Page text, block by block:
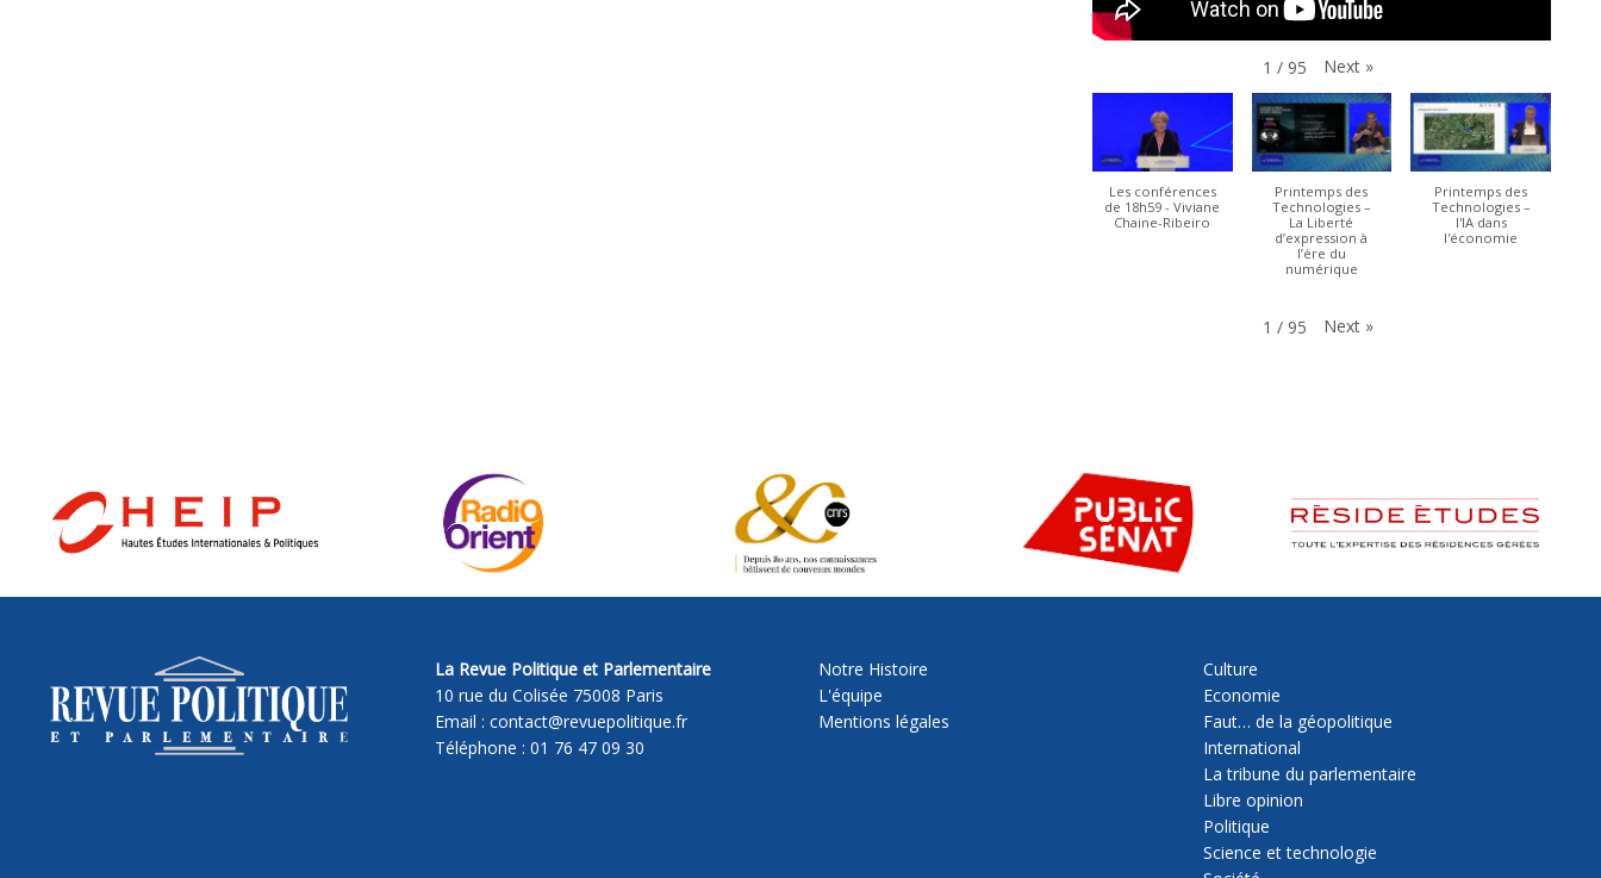
1 / 95 Next »
Les conférences
de 18h59 - Viviane
Chaine-Ribeiro
Printemps des
Technologies –
La Liberté
d’expression à
l’ère du
numérique
Printemps des
Technologies –
l'IA dans
l'économie
1 / 95 Next »
La Revue Politique et Parlementaire
10 rue du Colisée 75008 Paris
Email : contact@revuepolitique.fr
Téléphone : 01 76 47 09 30
Notre Histoire
L'équipe
Mentions légales
Culture
Economie
Faut… de la géopolitique
International
La tribune du parlementaire
Libre opinion
Politique
Science et technologie